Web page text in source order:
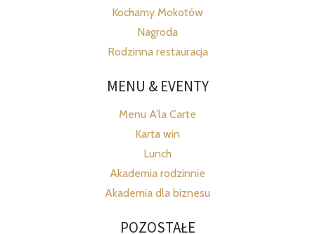
Kochamy Mokotów
Nagroda
Rodzinna restauracja
MENU & EVENTY
Menu A’la Carte
Karta win
Lunch
Akademia rodzinnie
Akademia dla biznesu
POZOSTAŁE